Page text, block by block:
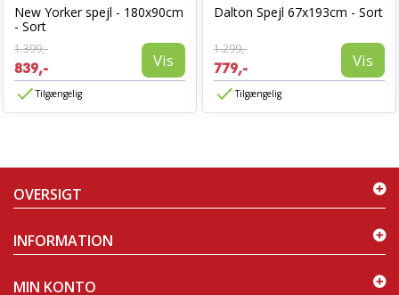
New Yorker spejl - 180x90cm
- Sort
1.399,-
839,- Vis
Tilgængelig
Dalton Spejl 67x193cm - Sort
1.299,-
779,- Vis
Tilgængelig
OVERSIGT
INFORMATION
MIN KONTO